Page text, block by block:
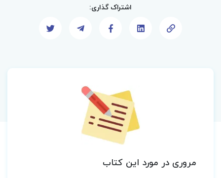
اشتراک گذاری:
مروری در مورد این کتاب